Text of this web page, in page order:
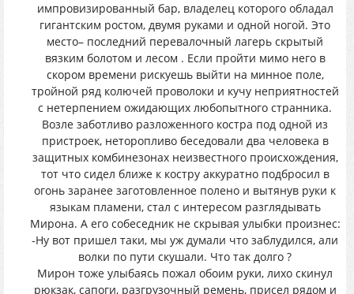
импровизированный бар, владелец которого обладал
гигантским ростом, двумя руками и одной ногой. Это
место– последний перевалочный лагерь скрытый
вязким болотом и лесом . Если пройти мимо него в
скором времени рискуешь выйти на минное поле,
тройной ряд колючей проволоки и кучу неприятностей
с нетерпением ожидающих любопытного странника.
Возле заботливо разложенного костра под одной из
пристроек, неторопливо беседовали два человека в
защитных комбинезонах неизвестного происхождения,
тот что сидел ближе к костру аккуратно подбросил в
огонь заранее заготовленное полено и вытянув руки к
языкам пламени, стал с интересом разглядывать
Мирона. А его собеседник не скрывая улыбки произнес:
-Ну вот пришел таки, мы уж думали что заблудился, али
волки по пути скушали. Что так долго ?
Мирон тоже улыбаясь пожал обоим руки, лихо скинул
рюкзак, сапоги, разгрузочный ремень, присел рядом и